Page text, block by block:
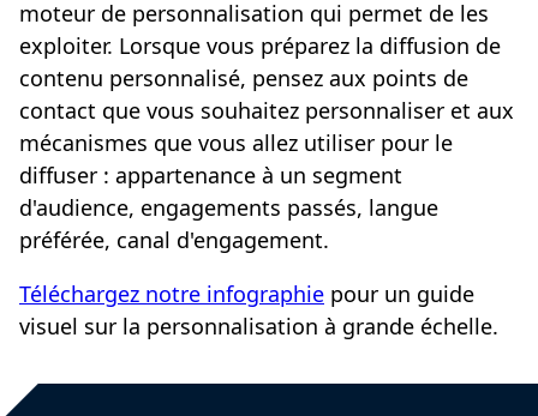
moteur de personnalisation qui permet de les
exploiter. Lorsque vous préparez la diffusion de
contenu personnalisé, pensez aux points de
contact que vous souhaitez personnaliser et aux
mécanismes que vous allez utiliser pour le
diffuser : appartenance à un segment
d'audience, engagements passés, langue
préférée, canal d'engagement.
Téléchargez notre infographie pour un guide
visuel sur la personnalisation à grande échelle.